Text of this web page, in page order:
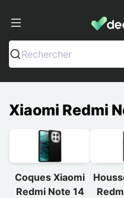
Dealy
Rechercher
Xiaomi Redmi
Coques Xiaomi
Redmi Note 14